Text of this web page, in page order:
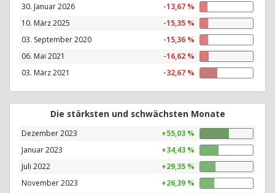
30. Januar 2026
-13,67 %
10. März 2025
-15,35 %
03. September 2020
-15,36 %
06. Mai 2021
-16,62 %
03. März 2021
-32,67 %
Die stärksten und schwächsten Monate
Dezember 2023
+55,03 %
Januar 2023
+34,43 %
Juli 2022
+29,35 %
November 2023
+26,39 %